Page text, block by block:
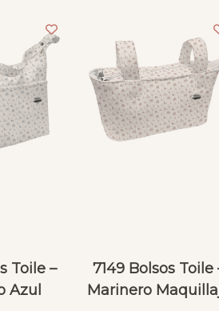
Toile –
Azul
7149 Bolsos Toile
Marinero